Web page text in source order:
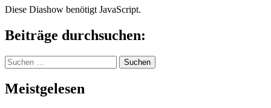
Diese Diashow benötigt JavaScript.
Beiträge durchsuchen:
Suchen
nach:
Meistgelesen